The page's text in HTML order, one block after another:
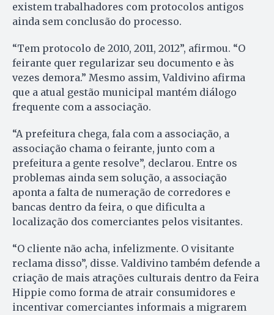
existem trabalhadores com protocolos antigos
ainda sem conclusão do processo.
“Tem protocolo de 2010, 2011, 2012”, afirmou. “O
feirante quer regularizar seu documento e às
vezes demora.” Mesmo assim, Valdivino afirma
que a atual gestão municipal mantém diálogo
frequente com a associação.
“A prefeitura chega, fala com a associação, a
associação chama o feirante, junto com a
prefeitura a gente resolve”, declarou. Entre os
problemas ainda sem solução, a associação
aponta a falta de numeração de corredores e
bancas dentro da feira, o que dificulta a
localização dos comerciantes pelos visitantes.
“O cliente não acha, infelizmente. O visitante
reclama disso”, disse. Valdivino também defende a
criação de mais atrações culturais dentro da Feira
Hippie como forma de atrair consumidores e
incentivar comerciantes informais a migrarem